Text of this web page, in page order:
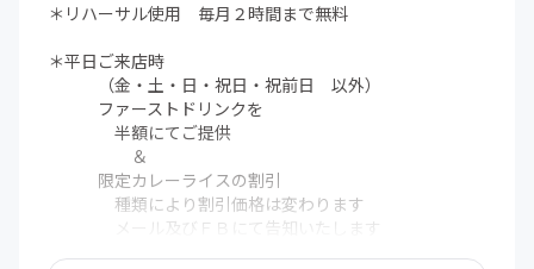
＊リハーサル使用 毎月２時間まで無料
＊平日ご来店時
（金・土・日・祝日・祝前日 以外）
ファーストドリンクを
半額にてご提供
＆
限定カレーライスの割引
種類により割引価格は変わります
メール及びＦＢにて告知いたします